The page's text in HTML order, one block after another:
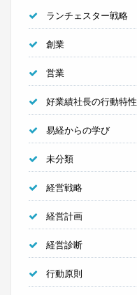
ランチェスター戦略
創業
営業
好業績社長の行動特性
易経からの学び
未分類
経営戦略
経営計画
経営診断
行動原則